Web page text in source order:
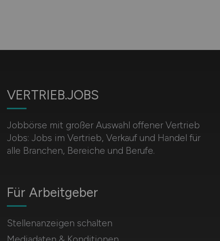
VERTRIEB.JOBS
Jobbörse mit großer Auswahl offener Vertrieb
Jobs: Jobs im Vertrieb, Verkauf und Handel für
alle Branchen, Bereiche und Berufe.
Für Arbeitgeber
Stellenanzeigen schalten